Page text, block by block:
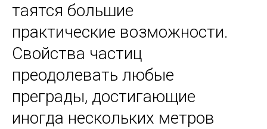
таятся большие
практические возможности.
Свойства частиц
преодолевать любые
преграды, достигающие
иногда нескольких метров